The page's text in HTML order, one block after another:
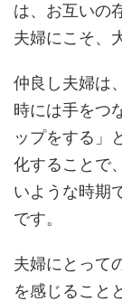
は、お互いの
夫婦にこそ、
仲良し夫婦は
時には手をつ
ップをする」
化することで
いような時期
です。
夫婦にとって
を感じること